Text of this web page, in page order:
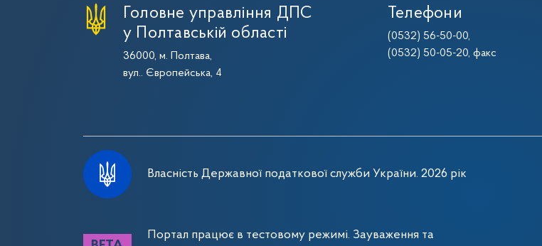
Головне управління ДПС
у Полтавській області
36000, м. Полтава,
вул.. Європейська, 4
Телефони
(0532) 56-50-00,
(0532) 50-05-20, факс
Власність Державної податкової служби України. 2026 рік
Портал працює в тестовому режимі. Зауваження та